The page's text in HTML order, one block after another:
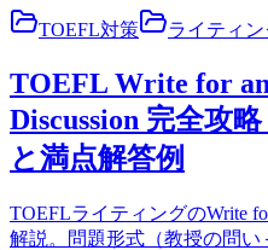
TOEFL対策 ライティン
TOEFL Write for
Discussion 完全攻
と満点解答例
TOEFLライティングのWrite
解説。問題形式（教授の問い